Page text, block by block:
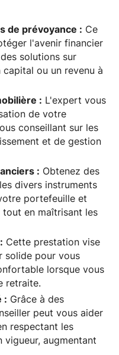
de prévoyance : Ce
l'avenir financier
solutions sur
ou un revenu à
: L'expert vous
de votre
conseillant sur les
et de gestion
: Obtenez des
divers instruments
portefeuille et
tout en maîtrisant les
Cette prestation vise
solide pour vous
lorsque vous
retraite.
: Grâce à des
peut vous aider
respectant les
vigueur, augmentant